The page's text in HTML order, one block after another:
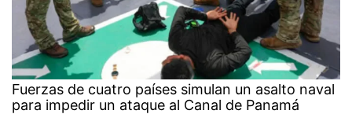
Fuerzas de cuatro países simulan un asalto naval
para impedir un ataque al Canal de Panamá